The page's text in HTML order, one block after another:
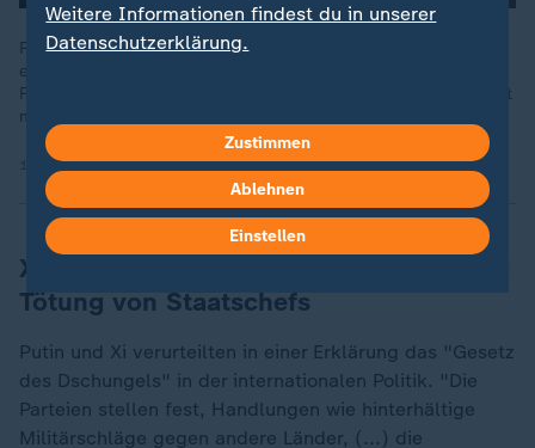
Russland sei gegenüber China wirtschaftlich zurückgefallen,
erklären China-Korrespondentin Schmidt und Russland-
Reporter Ehm. Eine Partnerschaft auf Augenhöhe gäbe es nicht
mehr.
19.05.2026 | 13:15 min
Xi und Putin verurteilen Entführung und
Tötung von Staatschefs
Putin und Xi verurteilten in einer Erklärung das "Gesetz
des Dschungels" in der internationalen Politik. "Die
Parteien stellen fest, Handlungen wie hinterhältige
Militärschläge gegen andere Länder, (...) die
Weitere Informationen findest du in unserer
Datenschutzerklärung.
Zustimmen
Ablehnen
Einstellen